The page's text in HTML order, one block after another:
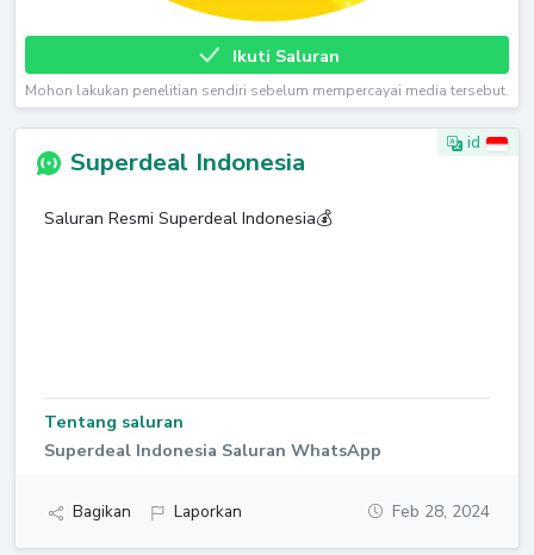
Ikuti Saluran
Mohon lakukan penelitian sendiri sebelum mempercayai media tersebut.
id
Superdeal Indonesia
Saluran Resmi Superdeal Indonesia💰
Tentang saluran
Superdeal Indonesia Saluran WhatsApp
Bagikan Laporkan Feb 28, 2024